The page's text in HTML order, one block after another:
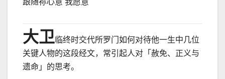
跟随祢心意 我愿意
大卫 临终时交代所罗门如何对待他一生中几位
关键人物的这段经文，常引起人对「赦免、正义与
遗命」的思考。